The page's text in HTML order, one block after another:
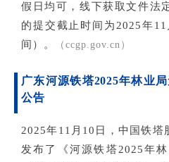
假日均可，线下获取文件法
的提交截止时间为2025年
间）。
（ccgp.gov.cn）
广东河源铁塔2025年林业
公告
2025年11月10日，中国铁塔
发布了《河源铁塔2025年